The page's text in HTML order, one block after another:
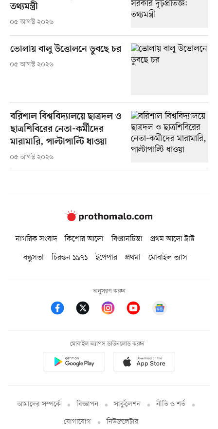
তথ্যমন্ত্রী
০৫ আগস্ট ২০২৬
ভোলায় বালু উত্তোলনে ডুবছে চর
০৫ আগস্ট ২০২৬
বরিশাল বিশ্ববিদ্যালয়ে ছাত্রদল ও
ছাত্রশিবিরের নেতা-কর্মীদের
মারামারি, পাল্টাপাল্টি ধাওয়া
০৫ আগস্ট ২০২৬
নাগরিক সংবাদ কিশোর আলো বিজ্ঞানচিন্তা
প্রথম আলো ট্রাস্ট
বন্ধুসভা
চিরন্তন ১৯৭১ ইপেপার প্রথমা মোবাইল ভ্যাস
অনুসরণ করুন
মোবাইল অ্যাপস ডাউনলোড করুন
আমাদের সম্পর্কে বিজ্ঞাপন সার্কুলেশন
নীতি ও শর্ত
যোগাযোগ
নিউজলেটার